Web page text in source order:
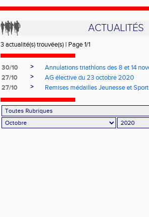
ACTUALITÉS
3 actualité(s) trouvée(s) | Page 1/1
30/10 >
Annulations triathlons des 8 et 14
27/10
>
AG élective du 23 octobre 2020
27/10
> Remises médailles Jeunesse et